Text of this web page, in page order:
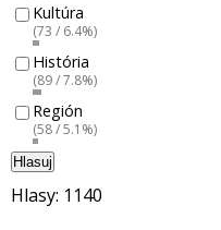
Kultúra
(73 / 6.4%)
História
(89 / 7.8%)
Región
(58 / 5.1%)
Hlasuj
Hlasy: 1140